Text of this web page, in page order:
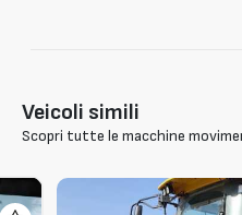
Veicoli simili
Scopri tutte le macchine